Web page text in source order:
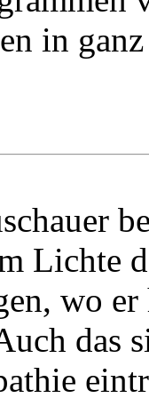
in
Lichte
wo
das